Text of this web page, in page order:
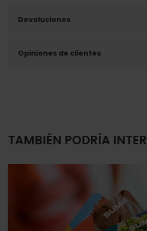
Devoluciones
Opiniones de clientes
TAMBIÉN PODRÍA